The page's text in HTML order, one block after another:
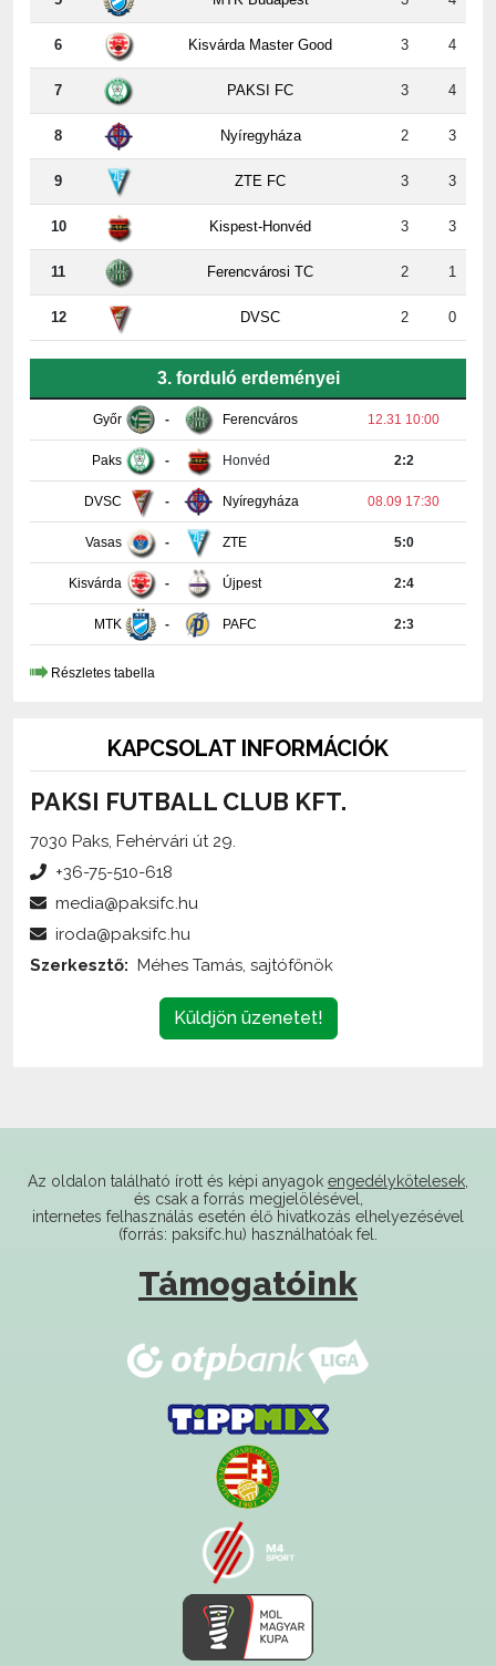
7 PAKSI FC 3 4
8 Nyíregyháza 2 3
9 ZTE FC 3 3
10 Kispest-Honvéd 3 3
11 Ferencvárosi TC 2 1
12 DVSC 2 0
- Ferencváros
Paks Honvéd 2:2
DVSC Nyíregyháza 08.09 17:30
Vasas ZTE 5:0
Kisvárda Újpest 2:4
MTK PAFC 2:3
Részletes tabella
PAKSI FUTBALL CLUB KFT.
7030 Paks, Fehérvári út 29.
Küldjön üzenetet!
internetes felhasználás esetén élő hivatkozás elhelyezésével
(forrás: paksifc.hu) használhatóak fel.
Támogatóink